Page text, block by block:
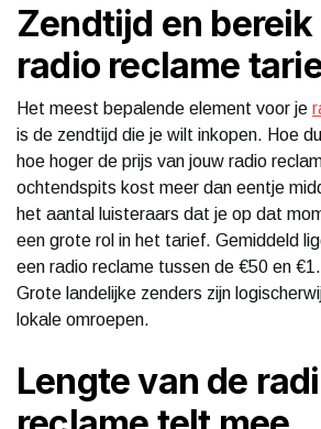
Zendtijd en
radio reclame
Het meest bepalende element voor je
is de zendtijd die je wilt inkopen. Hoe
hoe hoger de prijs van jouw radio
ochtendspits kost meer dan eentje
het aantal luisteraars dat je op dat
een grote rol in het tarief. Gemiddeld
een radio reclame tussen de €50 en
Grote landelijke zenders zijn
lokale omroepen.
Lengte van de